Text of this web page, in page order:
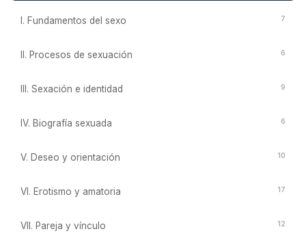
I. Fundamentos del sexo 7
II. Procesos de sexuación 6
III. Sexación e identidad 9
IV. Biografía sexuada 6
V. Deseo y orientación 10
VI. Erotismo y amatoria 17
VII. Pareja y vínculo 12